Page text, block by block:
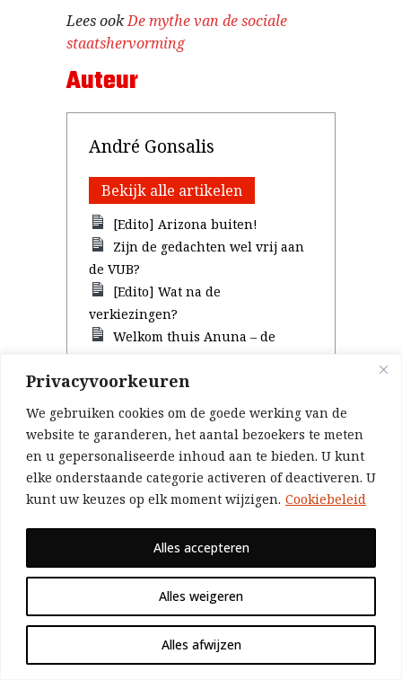
Privacyvoorkeuren
We gebruiken cookies om de goede werking van de
website te garanderen, het aantal bezoekers te meten
en u gepersonaliseerde inhoud aan te bieden. U kunt
elke onderstaande categorie activeren of deactiveren. U
kunt uw keuzes op elk moment wijzigen. Cookiebeleid
Alles weigeren
Alles afwijzen
Alles accepteren
Lees ookDe mythe van de sociale
staatshervorming
Auteur
André Gonsalis
Bekijk alle artikelen
[Edito] Arizona buiten!
Zijn de gedachten wel vrij aan
de VUB?
[Edito] Wat na de
verkiezingen?
Welkom thuis Anuna – de
revolutionair
[Edito] Economische
onzekerheid, imperialisme en
oorlog
POSTTAG
NATIONALE-KWESTIE
GERELATEERDE POSTS